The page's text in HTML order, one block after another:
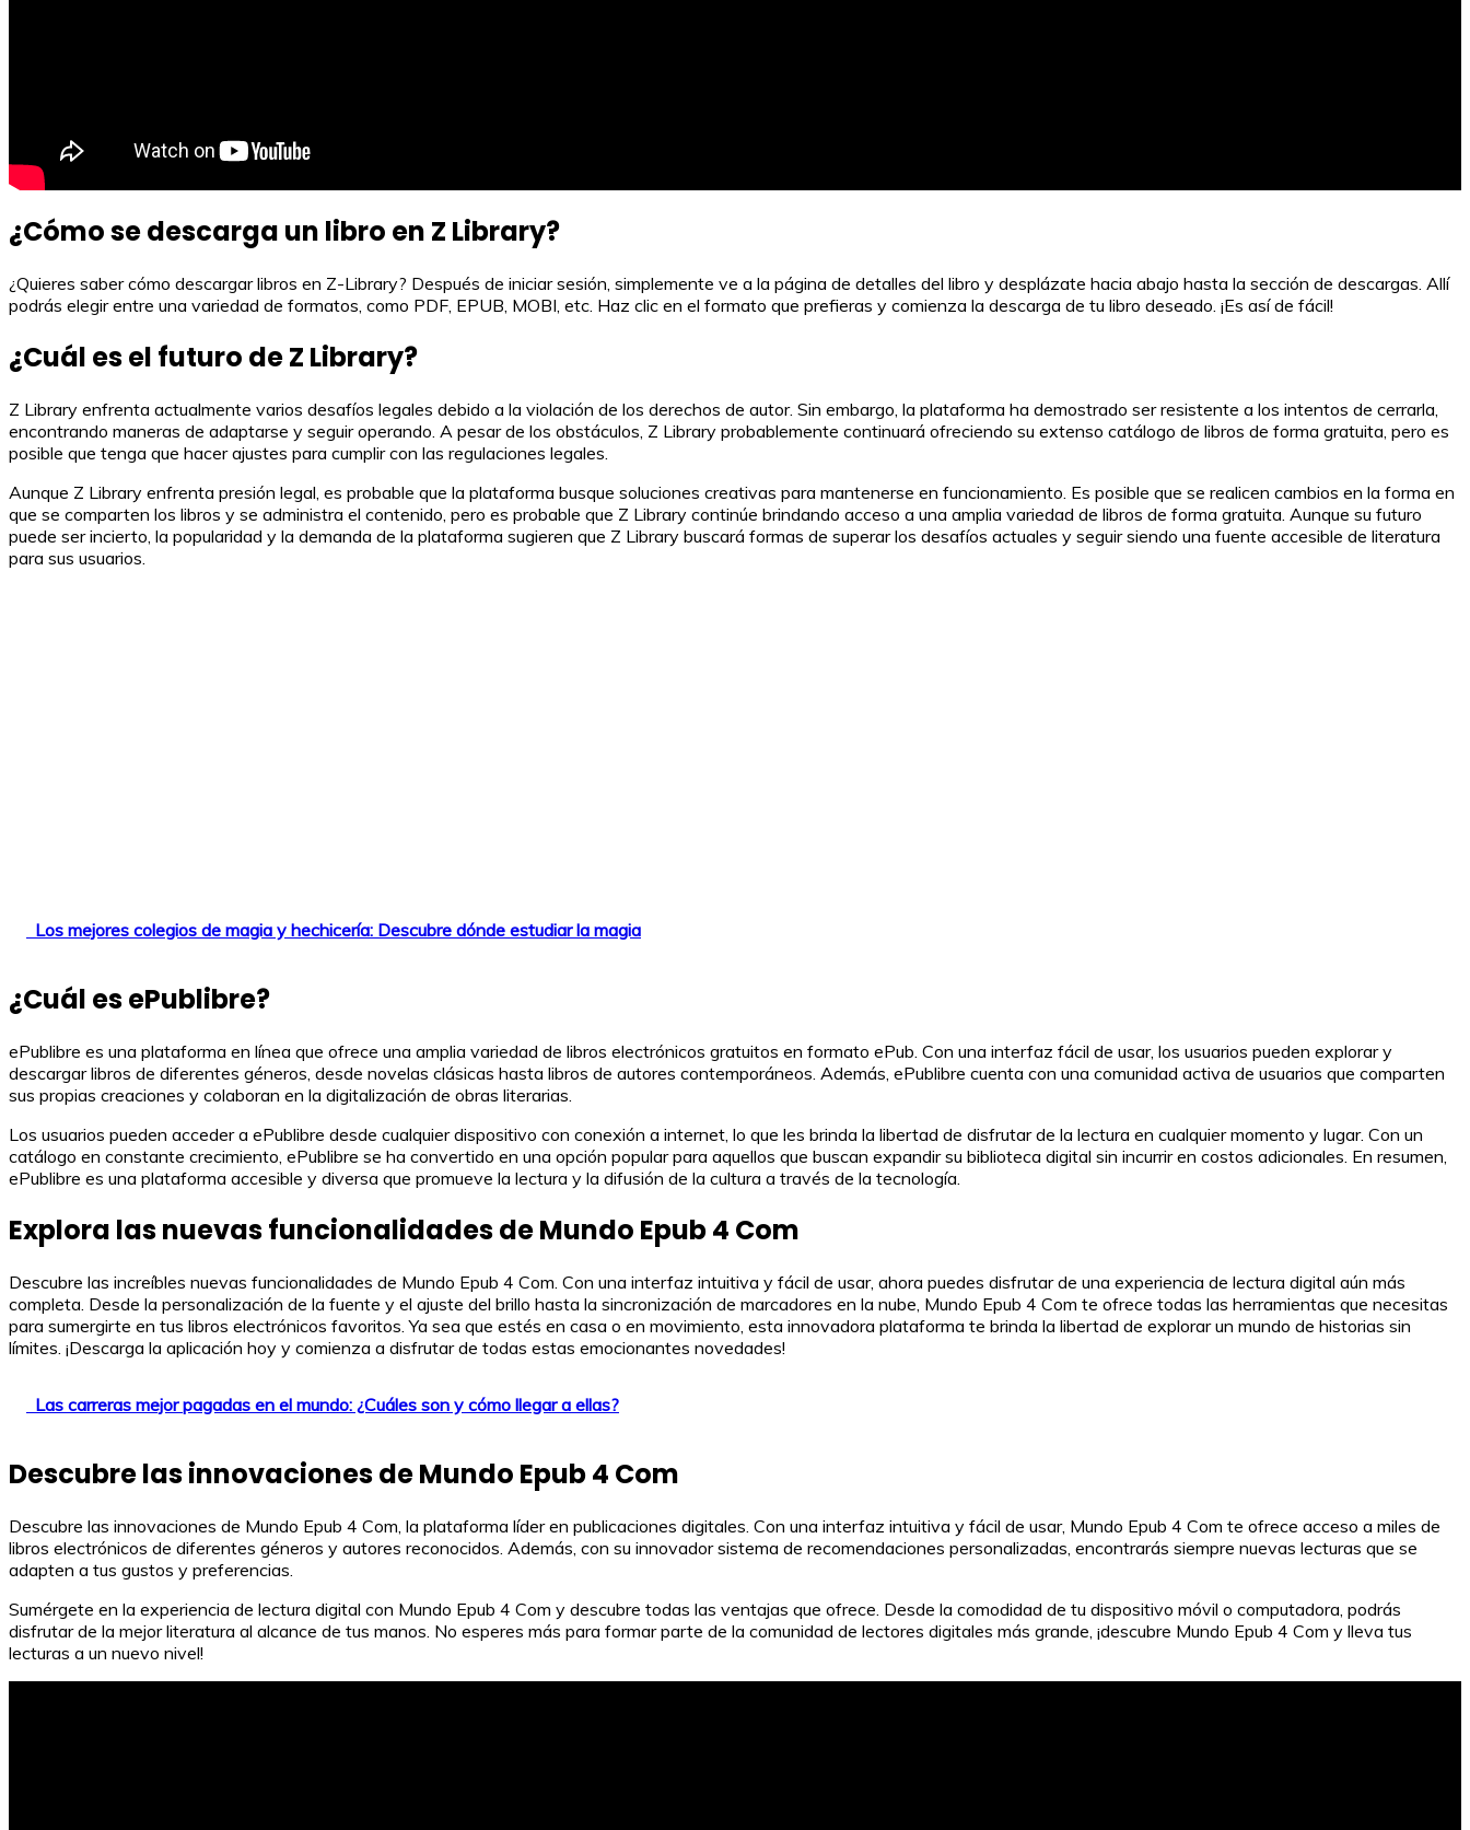
¿Cómo se descarga un libro en Z Library?
¿Quieres saber cómo descargar libros en Z-Library? Después de iniciar sesión, simplemente ve a la página de detalles del libro y desplázate hacia abajo hasta la sección de descargas. Allí
podrás elegir entre una variedad de formatos, como PDF, EPUB, MOBI, etc. Haz clic en el formato que prefieras y comienza la descarga de tu libro deseado. ¡Es así de fácil!
¿Cuál es el futuro de Z Library?
Z Library enfrenta actualmente varios desafíos legales debido a la violación de los derechos de autor. Sin embargo, la plataforma ha demostrado ser resistente a los intentos de cerrarla,
encontrando maneras de adaptarse y seguir operando. A pesar de los obstáculos, Z Library probablemente continuará ofreciendo su extenso catálogo de libros de forma gratuita, pero es
posible que tenga que hacer ajustes para cumplir con las regulaciones legales.
Aunque Z Library enfrenta presión legal, es probable que la plataforma busque soluciones creativas para mantenerse en funcionamiento. Es posible que se realicen cambios en la forma en
que se comparten los libros y se administra el contenido, pero es probable que Z Library continúe brindando acceso a una amplia variedad de libros de forma gratuita. Aunque su futuro
puede ser incierto, la popularidad y la demanda de la plataforma sugieren que Z Library buscará formas de superar los desafíos actuales y seguir siendo una fuente accesible de literatura
para sus usuarios.
Los mejores colegios de magia y hechicería: Descubre dónde estudiar la magia
¿Cuál es ePublibre?
ePublibre es una plataforma en línea que ofrece una amplia variedad de libros electrónicos gratuitos en formato ePub. Con una interfaz fácil de usar, los usuarios pueden explorar y
descargar libros de diferentes géneros, desde novelas clásicas hasta libros de autores contemporáneos. Además, ePublibre cuenta con una comunidad activa de usuarios que comparten
sus propias creaciones y colaboran en la digitalización de obras literarias.
Los usuarios pueden acceder a ePublibre desde cualquier dispositivo con conexión a internet, lo que les brinda la libertad de disfrutar de la lectura en cualquier momento y lugar. Con un
catálogo en constante crecimiento, ePublibre se ha convertido en una opción popular para aquellos que buscan expandir su biblioteca digital sin incurrir en costos adicionales. En resumen,
ePublibre es una plataforma accesible y diversa que promueve la lectura y la difusión de la cultura a través de la tecnología.
Explora las nuevas funcionalidades de Mundo Epub 4 Com
Descubre las increíbles nuevas funcionalidades de Mundo Epub 4 Com. Con una interfaz intuitiva y fácil de usar, ahora puedes disfrutar de una experiencia de lectura digital aún más
completa. Desde la personalización de la fuente y el ajuste del brillo hasta la sincronización de marcadores en la nube, Mundo Epub 4 Com te ofrece todas las herramientas que necesitas
para sumergirte en tus libros electrónicos favoritos. Ya sea que estés en casa o en movimiento, esta innovadora plataforma te brinda la libertad de explorar un mundo de historias sin
límites. ¡Descarga la aplicación hoy y comienza a disfrutar de todas estas emocionantes novedades!
Las carreras mejor pagadas en el mundo: ¿Cuáles son y cómo llegar a ellas?
Descubre las innovaciones de Mundo Epub 4 Com
Descubre las innovaciones de Mundo Epub 4 Com, la plataforma líder en publicaciones digitales. Con una interfaz intuitiva y fácil de usar, Mundo Epub 4 Com te ofrece acceso a miles de
libros electrónicos de diferentes géneros y autores reconocidos. Además, con su innovador sistema de recomendaciones personalizadas, encontrarás siempre nuevas lecturas que se
adapten a tus gustos y preferencias.
Sumérgete en la experiencia de lectura digital con Mundo Epub 4 Com y descubre todas las ventajas que ofrece. Desde la comodidad de tu dispositivo móvil o computadora, podrás
disfrutar de la mejor literatura al alcance de tus manos. No esperes más para formar parte de la comunidad de lectores digitales más grande, ¡descubre Mundo Epub 4 Com y lleva tus
lecturas a un nuevo nivel!